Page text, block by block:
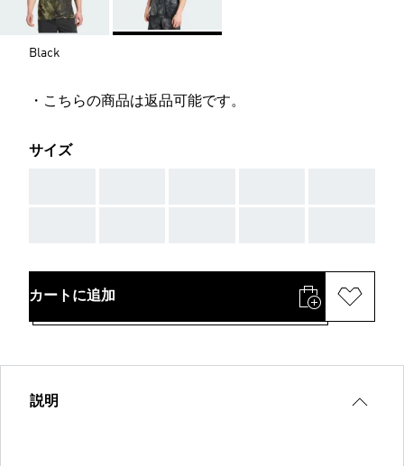
Black
・こちらの商品は返品可能です。
サイズ
カートに追加
説明